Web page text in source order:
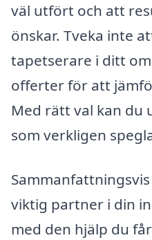
väl utfört och att
önskar. Tveka inte
tapetserare i ditt
offerter för att
Med rätt val kan du
som verkligen
viktig partner i din
med den hjälp du